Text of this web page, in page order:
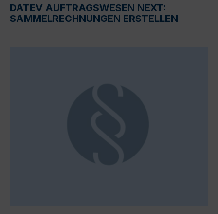
DATEV AUFTRAGSWESEN NEXT:
SAMMELRECHNUNGEN ERSTELLEN